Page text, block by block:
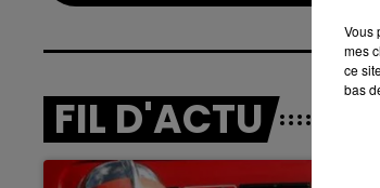
FIL D'ACTU
Vous
mes
ce
bas